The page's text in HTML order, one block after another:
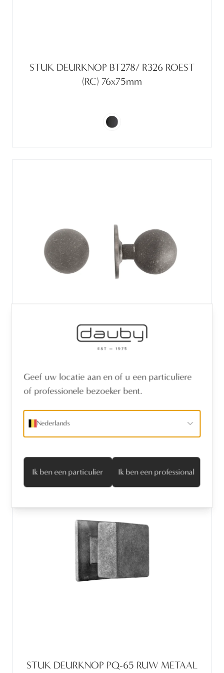
STUK DEURKNOP BT278/ R326 ROEST
(RC) 76x75mm
(RM) ROSE : 90mm
STUK DEURKNOP PQ-65 RUW METAAL
Geef uw locatie aan en of u een particuliere
of professionele bezoeker bent.
Nederlands
Ik ben een particulier Ik ben een professional